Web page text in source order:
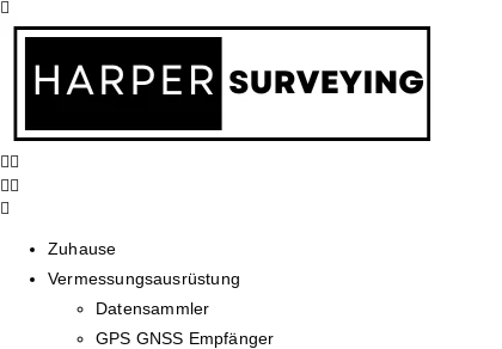
Zuhause
Vermessungsausrüstung
Datensammler
GPS GNSS Empfänger